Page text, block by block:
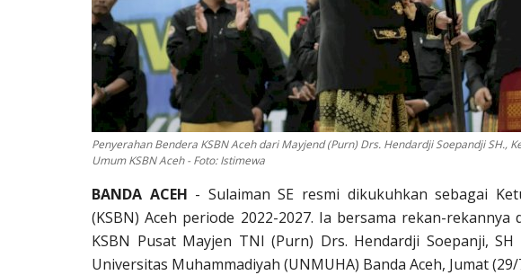
Penyerahan Bendera KSBN Aceh dari Mayjend (Purn) Drs. Hendardji Soepandji SH.,
Umum KSBN Aceh - Foto: Istimewa
BANDA ACEH - Sulaiman SE resmi dikukuhkan sebagai
(KSBN) Aceh periode 2022-2027. Ia bersama rekan-
KSBN Pusat Mayjen TNI (Purn) Drs. Hendardji Soepanji, SH
Universitas Muhammadiyah (UNMUHA) Banda Aceh, Jumat (29/